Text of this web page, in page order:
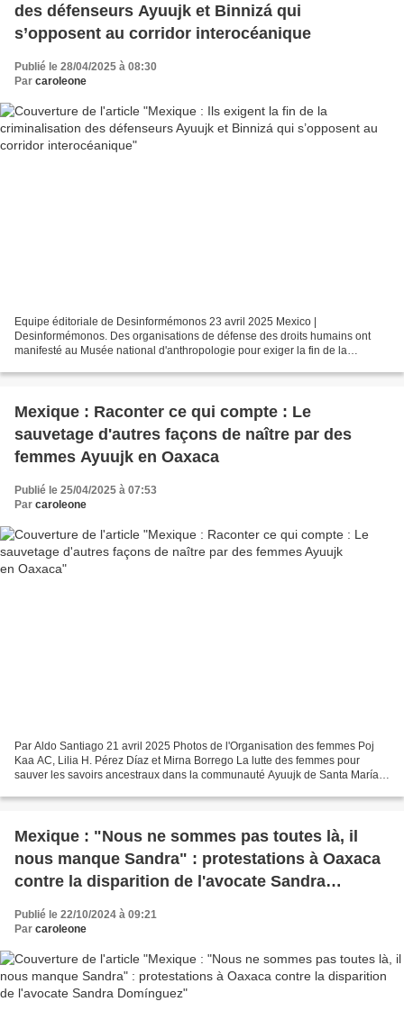
des défenseurs Ayuujk et Binnizá qui
s’opposent au corridor interocéanique
Publié le 28/04/2025 à 08:30
Par caroleone
Equipe éditoriale de Desinformémonos 23 avril 2025 Mexico |
Desinformémonos. Des organisations de défense des droits humains ont
manifesté au Musée national d'anthropologie pour exiger la fin de la
Mexique : Raconter ce qui compte : Le
sauvetage d'autres façons de naître par des
femmes Ayuujk en Oaxaca
Publié le 25/04/2025 à 07:53
Par caroleone
Par Aldo Santiago 21 avril 2025 Photos de l'Organisation des femmes Poj
Kaa AC, Lilia H. Pérez Díaz et Mirna Borrego La lutte des femmes pour
sauver les savoirs ancestraux dans la communauté Ayuujk de Santa María
Mexique : "Nous ne sommes pas toutes là, il
nous manque Sandra" : protestations à Oaxaca
contre la disparition de l'avocate Sandra
Publié le 22/10/2024 à 09:21
Par caroleone